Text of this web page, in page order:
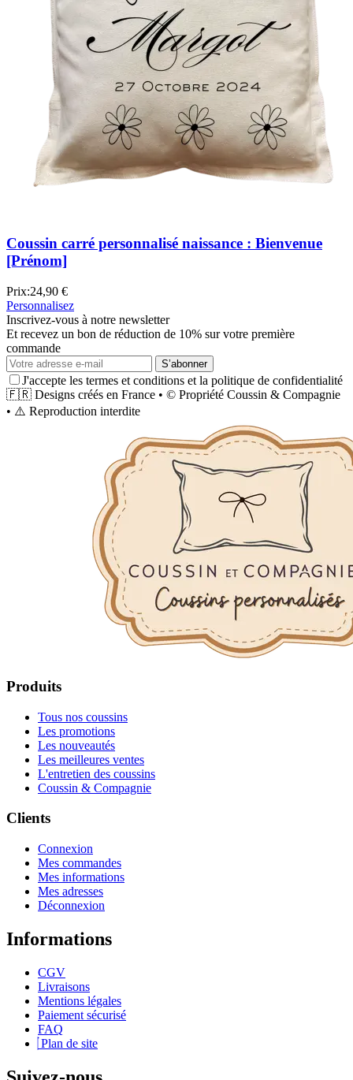
Coussin carré personnalisé naissance : Bienvenue
[Prénom]
Prix:24,90 €
Personnalisez
Inscrivez-vous à notre newsletter
Et recevez un bon de réduction de 10% sur votre première
commande
S’abonner
J'accepte les termes et conditions et la politique de confidentialité
🇫🇷 Designs créés en France • © Propriété Coussin & Compagnie
• ⚠️ Reproduction interdite
Produits
Tous nos coussins
Les promotions
Les nouveautés
Les meilleures ventes
L'entretien des coussins
Coussin & Compagnie
Clients
Connexion
Mes commandes
Mes informations
Mes adresses
Déconnexion
Informations
CGV
Livraisons
Mentions légales
Paiement sécurisé
FAQ
Plan de site